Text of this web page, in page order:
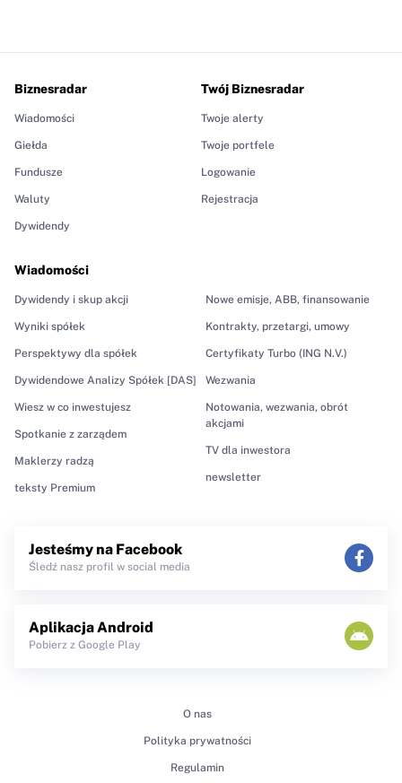
Biznesradar
Wiadomości
Giełda
Fundusze
Waluty
Dywidendy
Wiadomości
Dywidendy i skup akcji
Wyniki spółek
Perspektywy dla spółek
Dywidendowe Analizy Spółek [DAS]
Wiesz w co inwestujesz
Spotkanie z zarządem
Maklerzy radzą
teksty Premium
Nowe emisje, ABB, finansowanie
Kontrakty, przetargi, umowy
Certyfikaty Turbo (ING N.V.)
Wezwania
Notowania, wezwania, obrót
akcjami
TV dla inwestora
newsletter
Twój Biznesradar
Twoje alerty
Twoje portfele
Logowanie
Rejestracja
Jesteśmy na Facebook
Śledź nasz profil w social media
Aplikacja Android
Pobierz z Google Play
O nas
Polityka prywatności
Regulamin